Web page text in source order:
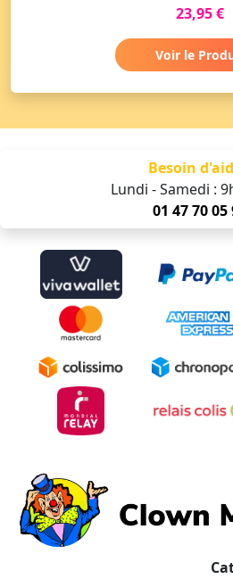
23,95 €
Voir le
Besoin
Lundi - Samedi :
01 47 70 05